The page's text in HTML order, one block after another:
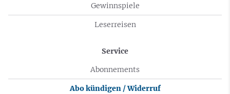
Gewinnspiele
Leserreisen
Service
Abonnements
Abo kündigen / Widerruf